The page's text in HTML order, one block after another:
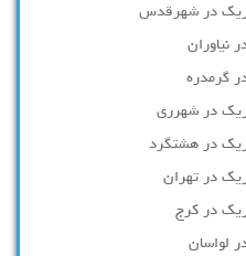
بریک در شهرقدس
نیاوران
گرمدره
در شهرری
در هشتگرد
در تهران
در کرج
لواسان